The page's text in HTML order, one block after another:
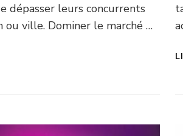
dépasser leurs concurrents
ou ville. Dominer le marché …